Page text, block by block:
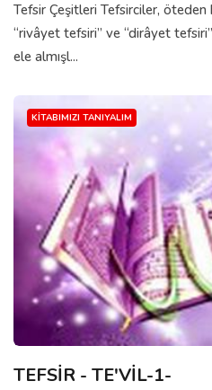
Tefsir Çeşitleri Tefsirciler,
“rivâyet tefsiri” ve “dirâyet
ele almışl...
KITABIMIZI TANIYALIM
TEFSİR - TE'VİL-1-